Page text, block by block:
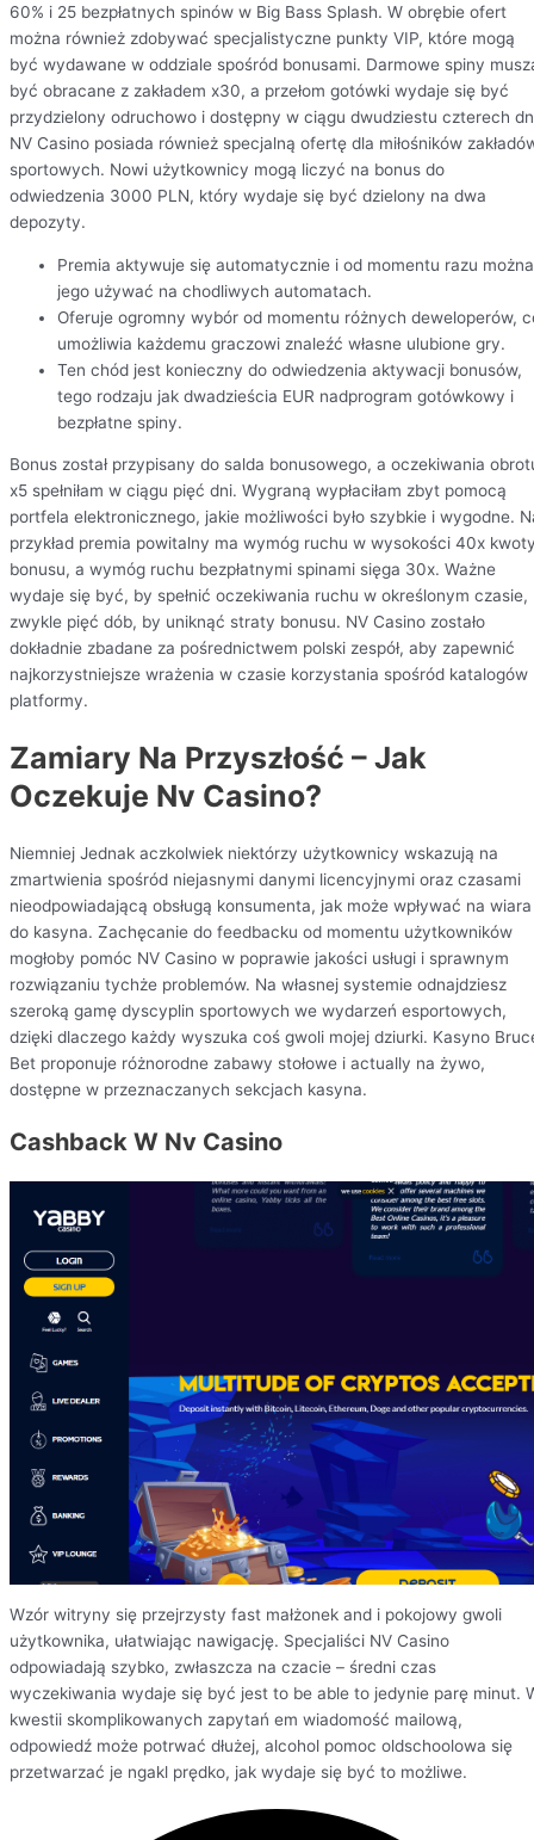
60% i 25 bezpłatnych spinów w Big Bass Splash. W obrębie ofert
można również zdobywać specjalistyczne punkty VIP, które mogą
być wydawane w oddziale spośród bonusami. Darmowe spiny
być obracane z zakładem x30, a przełom gotówki wydaje się być
przydzielony odruchowo i dostępny w ciągu dwudziestu czterech
NV Casino posiada również specjalną ofertę dla miłośników
sportowych. Nowi użytkownicy mogą liczyć na bonus do
odwiedzenia 3000 PLN, który wydaje się być dzielony na dwa
depozyty.
Premia aktywuje się automatycznie i od momentu razu można
jego używać na chodliwych automatach.
Oferuje ogromny wybór od momentu różnych deweloperów,
umożliwia każdemu graczowi znaleźć własne ulubione gry.
Ten chód jest konieczny do odwiedzenia aktywacji bonusów,
tego rodzaju jak dwadzieścia EUR nadprogram gotówkowy i
bezpłatne spiny.
Bonus został przypisany do salda bonusowego, a oczekiwania
x5 spełniłam w ciągu pięć dni. Wygraną wypłaciłam zbyt pomocą
portfela elektronicznego, jakie możliwości było szybkie i wygodne.
przykład premia powitalny ma wymóg ruchu w wysokości 40x
bonusu, a wymóg ruchu bezpłatnymi spinami sięga 30x. Ważne
wydaje się być, by spełnić oczekiwania ruchu w określonym czasie,
zwykle pięć dób, by uniknąć straty bonusu. NV Casino zostało
dokładnie zbadane za pośrednictwem polski zespół, aby zapewnić
najkorzystniejsze wrażenia w czasie korzystania spośród katalogów
platformy.
Zamiary Na Przyszłość – Jak
Oczekuje Nv Casino?
Niemniej Jednak aczkolwiek niektórzy użytkownicy wskazują na
zmartwienia spośród niejasnymi danymi licencyjnymi oraz czasami
nieodpowiadającą obsługą konsumenta, jak może wpływać na wiara
do kasyna. Zachęcanie do feedbacku od momentu użytkowników
mogłoby pomóc NV Casino w poprawie jakości usługi i sprawnym
rozwiązaniu tychże problemów. Na własnej systemie odnajdziesz
szeroką gamę dyscyplin sportowych we wydarzeń esportowych,
dzięki dlaczego każdy wyszuka coś gwoli mojej dziurki. Kasyno
Bet proponuje różnorodne zabawy stołowe i actually na żywo,
dostępne w przeznaczanych sekcjach kasyna.
Cashback W Nv Casino
Wzór witryny się przejrzysty fast małżonek and i pokojowy gwoli
użytkownika, ułatwiając nawigację. Specjaliści NV Casino
odpowiadają szybko, zwłaszcza na czacie – średni czas
wyczekiwania wydaje się być jest to be able to jedynie parę minut.
kwestii skomplikowanych zapytań em wiadomość mailową,
odpowiedź może potrwać dłużej, alcohol pomoc oldschoolowa się
przetwarzać je ngakl prędko, jak wydaje się być to możliwe.